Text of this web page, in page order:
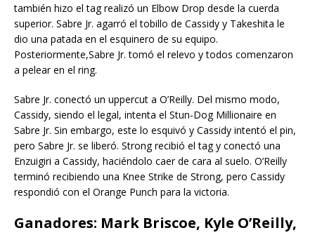
también hizo el tag realizó un Elbow Drop desde la cuerda
superior. Sabre Jr. agarró el tobillo de Cassidy y Takeshita le
dio una patada en el esquinero de su equipo.
Posteriormente,Sabre Jr. tomó el relevo y todos comenzaron
a pelear en el ring.
Sabre Jr. conectó un uppercut a O’Reilly. Del mismo modo,
Cassidy, siendo el legal, intenta el Stun-Dog Millionaire en
Sabre Jr. Sin embargo, este lo esquivó y Cassidy intentó el pin,
pero Sabre Jr. se liberó. Strong recibió el tag y conectó una
Enzuigiri a Cassidy, haciéndolo caer de cara al suelo. O’Reilly
terminó recibiendo una Knee Strike de Strong, pero Cassidy
respondió con el Orange Punch para la victoria.
Ganadores: Mark Briscoe, Kyle O’Reilly,